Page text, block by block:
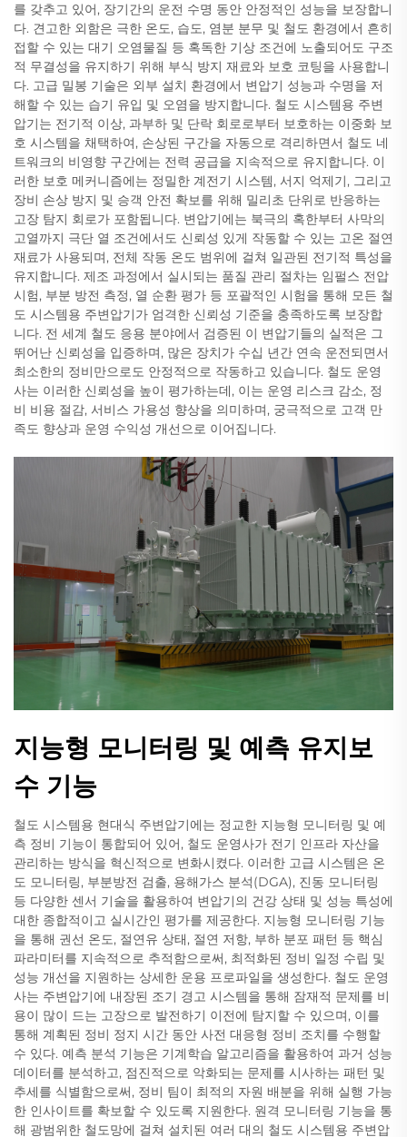
를 갖추고 있어, 장기간의 운전 수명 동안 안정적인 성능을 보장합니
다. 견고한 외함은 극한 온도, 습도, 염분 분무 및 철도 환경에서 흔히
접할 수 있는 대기 오염물질 등 혹독한 기상 조건에 노출되어도 구조
적 무결성을 유지하기 위해 부식 방지 재료와 보호 코팅을 사용합니
다. 고급 밀봉 기술은 외부 설치 환경에서 변압기 성능과 수명을 저
해할 수 있는 습기 유입 및 오염을 방지합니다. 철도 시스템용 주변
압기는 전기적 이상, 과부하 및 단락 회로로부터 보호하는 이중화 보
호 시스템을 채택하여, 손상된 구간을 자동으로 격리하면서 철도 네
트워크의 비영향 구간에는 전력 공급을 지속적으로 유지합니다. 이
러한 보호 메커니즘에는 정밀한 계전기 시스템, 서지 억제기, 그리고
장비 손상 방지 및 승객 안전 확보를 위해 밀리초 단위로 반응하는
고장 탐지 회로가 포함됩니다. 변압기에는 북극의 혹한부터 사막의
고열까지 극단 열 조건에서도 신뢰성 있게 작동할 수 있는 고온 절연
재료가 사용되며, 전체 작동 온도 범위에 걸쳐 일관된 전기적 특성을
유지합니다. 제조 과정에서 실시되는 품질 관리 절차는 임펄스 전압
시험, 부분 방전 측정, 열 순환 평가 등 포괄적인 시험을 통해 모든 철
도 시스템용 주변압기가 엄격한 신뢰성 기준을 충족하도록 보장합
니다. 전 세계 철도 응용 분야에서 검증된 이 변압기들의 실적은 그
뛰어난 신뢰성을 입증하며, 많은 장치가 수십 년간 연속 운전되면서
최소한의 정비만으로도 안정적으로 작동하고 있습니다. 철도 운영
사는 이러한 신뢰성을 높이 평가하는데, 이는 운영 리스크 감소, 정
비 비용 절감, 서비스 가용성 향상을 의미하며, 궁극적으로 고객 만
족도 향상과 운영 수익성 개선으로 이어집니다.
지능형 모니터링 및 예측 유지보
수 기능
철도 시스템용 현대식 주변압기에는 정교한 지능형 모니터링 및 예
측 정비 기능이 통합되어 있어, 철도 운영사가 전기 인프라 자산을
관리하는 방식을 혁신적으로 변화시켰다. 이러한 고급 시스템은 온
도 모니터링, 부분방전 검출, 용해가스 분석(DGA), 진동 모니터링
등 다양한 센서 기술을 활용하여 변압기의 건강 상태 및 성능 특성에
대한 종합적이고 실시간인 평가를 제공한다. 지능형 모니터링 기능
을 통해 권선 온도, 절연유 상태, 절연 저항, 부하 분포 패턴 등 핵심
파라미터를 지속적으로 추적함으로써, 최적화된 정비 일정 수립 및
성능 개선을 지원하는 상세한 운용 프로파일을 생성한다. 철도 운영
사는 주변압기에 내장된 조기 경고 시스템을 통해 잠재적 문제를 비
용이 많이 드는 고장으로 발전하기 이전에 탐지할 수 있으며, 이를
통해 계획된 정비 정지 시간 동안 사전 대응형 정비 조치를 수행할
수 있다. 예측 분석 기능은 기계학습 알고리즘을 활용하여 과거 성능
데이터를 분석하고, 점진적으로 악화되는 문제를 시사하는 패턴 및
추세를 식별함으로써, 정비 팀이 최적의 자원 배분을 위해 실행 가능
한 인사이트를 확보할 수 있도록 지원한다. 원격 모니터링 기능을 통
해 광범위한 철도망에 걸쳐 설치된 여러 대의 철도 시스템용 주변압